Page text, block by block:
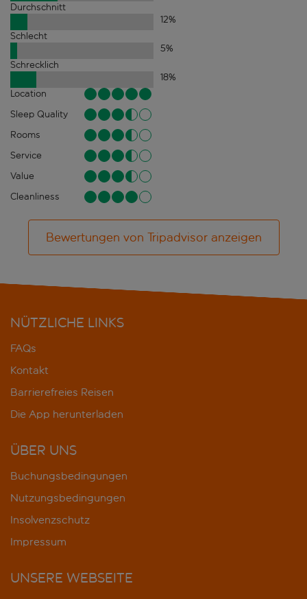
Durchschnitt
12%
Schlecht
5%
Schrecklich
18%
Location
Sleep Quality
Rooms
Service
Value
Cleanliness
Bewertungen von Tripadvisor anzeigen
NÜTZLICHE LINKS
FAQs
Kontakt
Barrierefreies Reisen
Die App herunterladen
ÜBER UNS
Buchungsbedingungen
Nutzungsbedingungen
Insolvenzschutz
Impressum
UNSERE WEBSEITE